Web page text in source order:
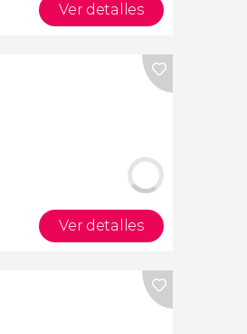
Ver detalles
Ver detalles